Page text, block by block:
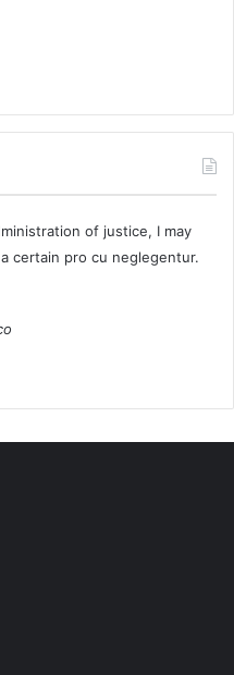
of justice, I may
certain pro cu neglegentur.